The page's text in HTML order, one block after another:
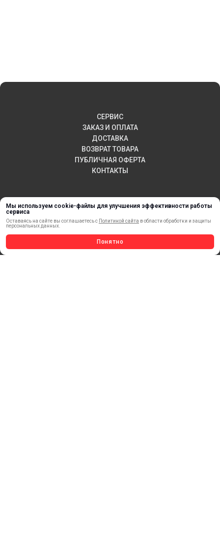
Мы используем cookie-файлы для улучшения эффективности работы
сервиса
Оставаясь на сайте вы соглашаетесь с Политикой сайта в области обработки и защиты
персональных данных.
Понятно
СЕРВИС
ЗАКАЗ И ОПЛАТА
ДОСТАВКА
ВОЗВРАТ ТОВАРА
ПУБЛИЧНАЯ ОФЕРТА
КОНТАКТЫ
НОВИНКИ
МАТЕРИАЛЫ ДЛЯ ПЕЧАТИ
САМОКЛЕЯЩИЕСЯ ПЛЕНКИ